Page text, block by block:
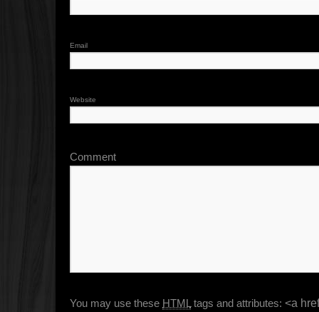
Email
Website
Comment
You may use these HTML tags and attributes: <a